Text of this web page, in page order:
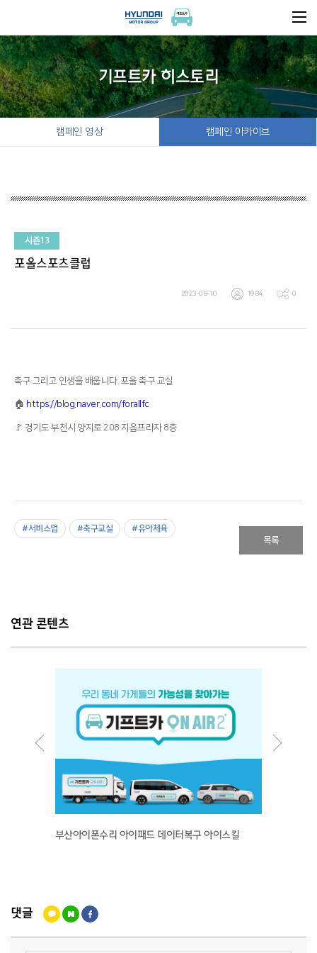
기프트카 히스토리
캠페인 영상 캠페인 아카이브
시즌13
포올스포츠클럽
2023-08-10 1984 0
축구 그리고 인생을 배웁니다. 포올 축구 교실
🏠 https://blog.naver.com/forallfc
🚩 경기도 부천시 양지로 208 지음프라자 8층
#서비스업 #축구교실 #유아체육
목록
연관 콘텐츠
부산아이폰수리 아이패드 데이터복구 아이스킬
댓글